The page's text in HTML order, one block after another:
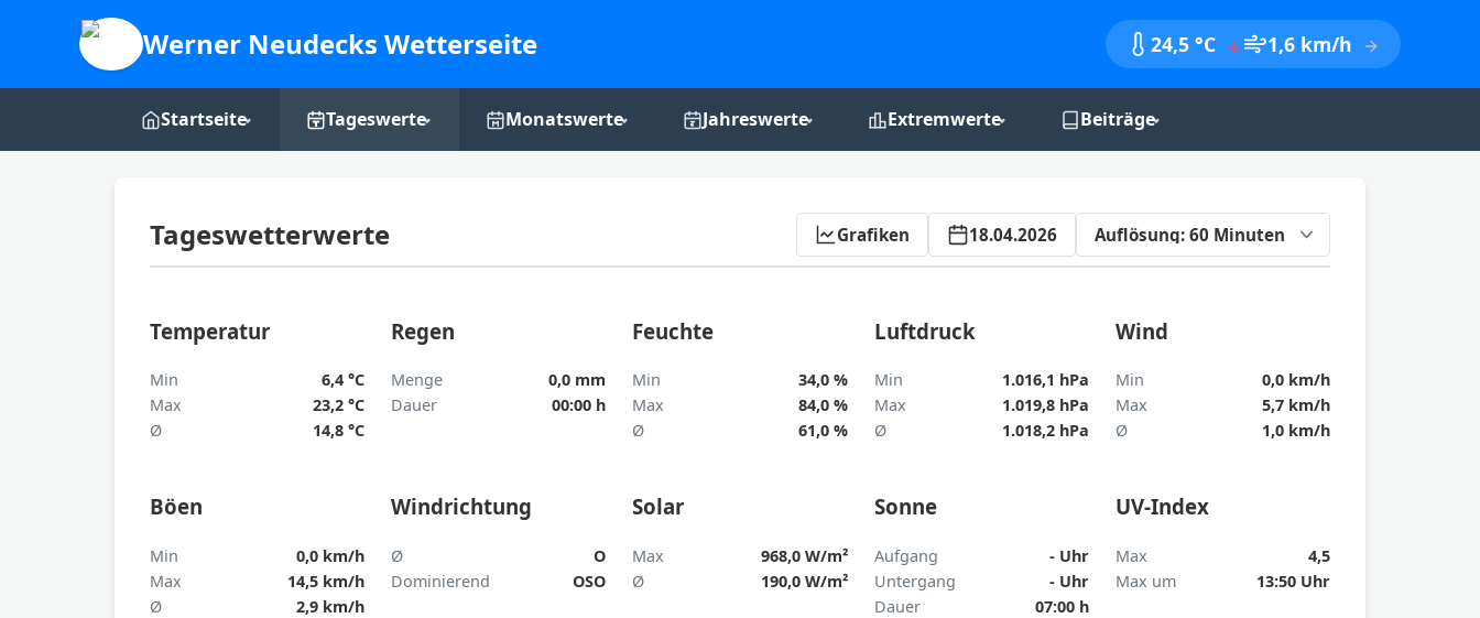
Werner Neudecks Wetterseite 24,5 °C 1,6 km/h
Startseite
Webcam
Tageswerte Monatswerte Jahreswerte Extremwerte Beiträge
Jahresberichte
Tageswetterwerte Grafiken 18.04.2026
Aktualisieren
Temperatur
Min
6,4 °C
Max
23,2 °C
Ø
14,8 °C
Regen
Menge
0,0 mm
Dauer
00:00 h
Feuchte
Min
34,0 %
Max
84,0 %
Ø
61,0 %
Luftdruck
Min
1.016,1 hPa
Max
1.019,8 hPa
Ø
1.018,2 hPa
Wind
Min
0,0 km/h
Max
5,7 km/h
Ø
1,0 km/h
Böen
Min
0,0 km/h
Max
14,5 km/h
Ø
2,9 km/h
Windrichtung
Ø
O
Dominierend
OSO
Solar
Max
968,0 W/m²
Ø
190,0 W/m²
Sonne
Aufgang
- Uhr
Untergang
- Uhr
Dauer
07:00 h
UV-Index
Max
4,5
Max um
13:50 Uhr